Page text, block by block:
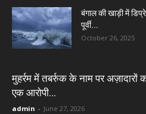
बंगाल की खाड़ी में
पूर्वी...
October 26, 2025
मुहर्रम में तबर्रुक के नाम पर अज़ादारों
एक आरोपी...
admin - June 27, 2026